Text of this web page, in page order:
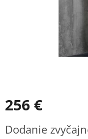
256 €
cena:
Dodanie